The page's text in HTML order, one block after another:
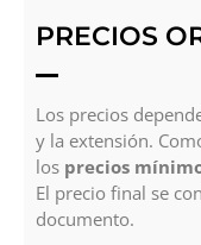
PRECIOS
Los precios
y la extensión.
los precios
El precio final se
documento.